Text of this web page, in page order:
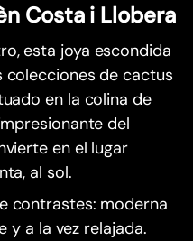
Costa i Llobera
esta joya escondida
colecciones de cactus
en la colina de
del
en el lugar
al sol.
contrastes: moderna
y a la vez relajada.